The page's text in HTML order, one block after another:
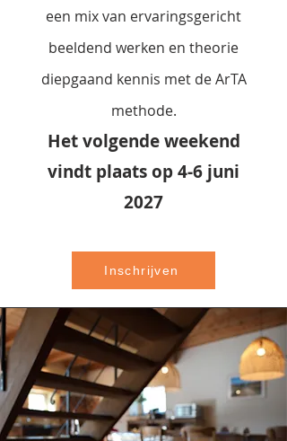
een mix van ervaringsgericht
beeldend werken en theorie
diepgaand kennis met de ArTA
methode.
Het volgende weekend
vindt plaats op 4-6 juni
2027
Inschrijven